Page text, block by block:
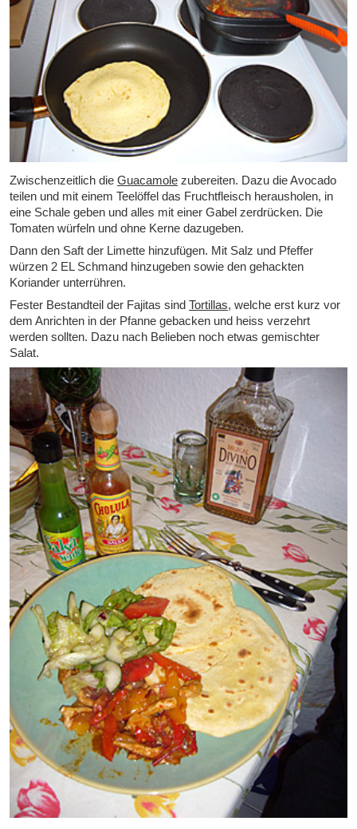
Zwischenzeitlich die Guacamole zubereiten. Dazu die Avocado
teilen und mit einem Teelöffel das Fruchtfleisch herausholen, in
eine Schale geben und alles mit einer Gabel zerdrücken. Die
Tomaten würfeln und ohne Kerne dazugeben.
Dann den Saft der Limette hinzufügen. Mit Salz und Pfeffer
würzen 2 EL Schmand hinzugeben sowie den gehackten
Koriander unterrühren.
Fester Bestandteil der Fajitas sind Tortillas, welche erst kurz vor
dem Anrichten in der Pfanne gebacken und heiss verzehrt
werden sollten. Dazu nach Belieben noch etwas gemischter
Salat.